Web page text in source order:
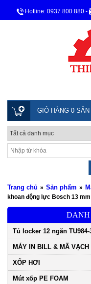
Hotline: 0937 800 880 -
GIỎ HÀNG 0 SẢN
Trang chủ » Sản phẩm »
khoan động lực Bosch 13 mm
DANH
Tủ locker 12 ngăn TU984-
MÁY IN BILL & MÃ VẠCH
XỐP HƠI
Mút xốp PE FOAM